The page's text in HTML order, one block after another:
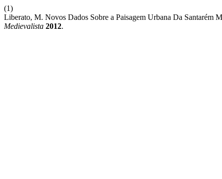
(1)
Liberato, M. Novos Dados Sobre a Paisagem Urbana Da
Medievalista 2012.